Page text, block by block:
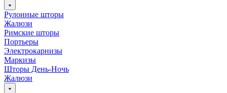
Рулонные шторы
Жалюзи
Римские шторы
Портьеры
Электрокарнизы
Маркизы
Шторы День-Ночь
Жалюзи